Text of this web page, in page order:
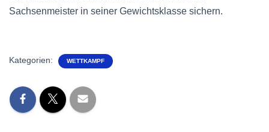
Sachsenmeister in seiner Gewichtsklasse sichern.
Kategorien: WETTKAMPF